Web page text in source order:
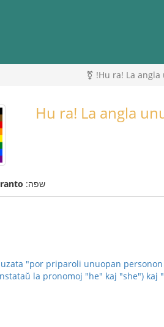
🏳️‍🌈 Hu ra! La
שפה:
"por priparoli unuopan
la pronomoj "he" kaj "she") kaj